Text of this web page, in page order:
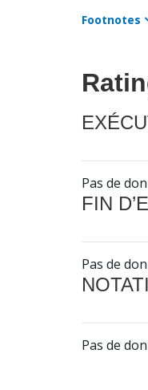
Footnotes
Pas de
FIN
Pas de
Pas de